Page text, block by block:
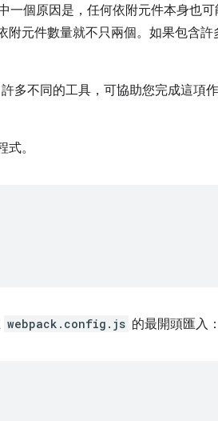
一個原因是，任何依附元件本身也
元件數量就不只兩個。如果包含
多不同的工具，可協助您完成這項
。
webpack.config.js 的最開頭匯入：